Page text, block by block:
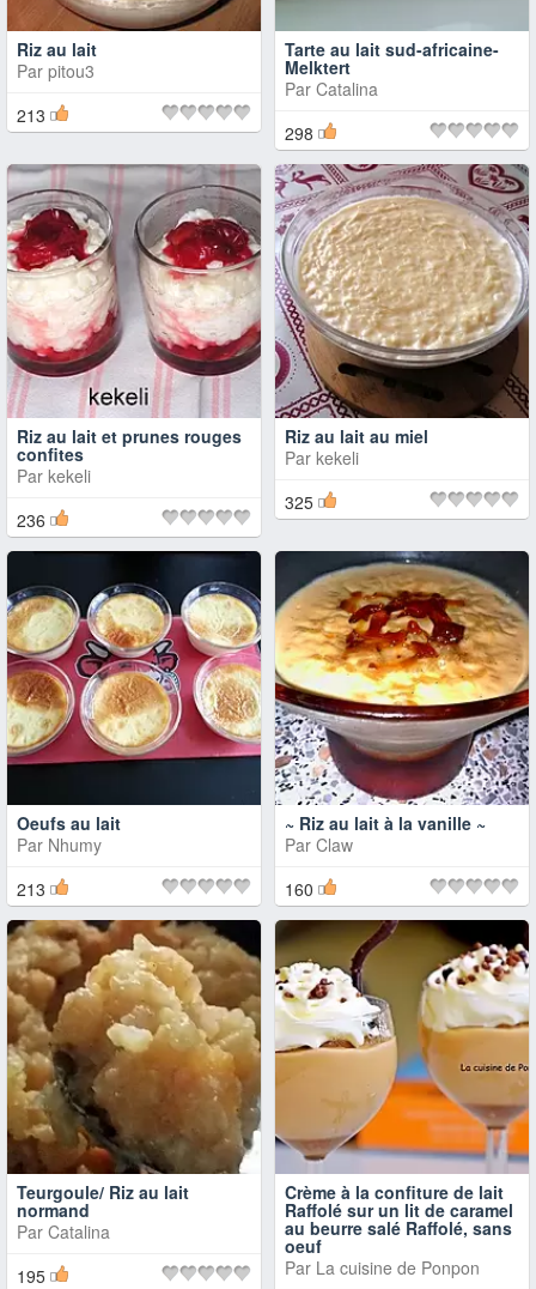
Riz au lait
Par pitou3
213
Tarte au lait sud-africaine-
Melktert
Par Catalina
298
Riz au lait et prunes rouges
confites
Par kekeli
236
Riz au lait au miel
Par kekeli
325
Oeufs au lait
Par Nhumy
213
~ Riz au lait à la vanille ~
Par Claw
160
Teurgoule/ Riz au lait
normand
Par Catalina
195
Crème à la confiture de lait
Raffolé sur un lit de caramel
au beurre salé Raffolé, sans
oeuf
Par La cuisine de Ponpon